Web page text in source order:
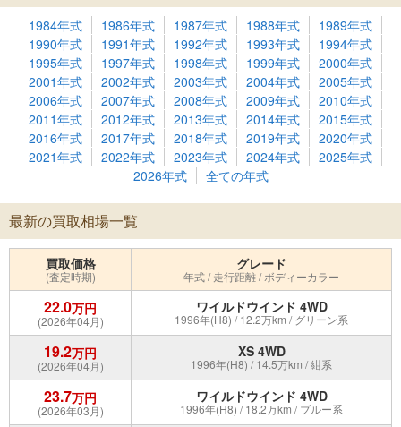
1984年式 1986年式 1987年式 1988年式
1989年式
1990年式
1991年式 1992年式 1993年式
1994年式
1995年式
1997年式 1998年式 1999年式
2000年式
2001年式
2002年式 2003年式 2004年式
2005年式
2006年式
2007年式 2008年式 2009年式
2010年式
2011年式
2012年式 2013年式 2014年式
2015年式
2016年式
2017年式 2018年式 2019年式
2020年式
2021年式
2022年式 2023年式 2024年式
2025年式
2026年式
全ての年式
最新の買取相場一覧
買取価格
(査定時期)
グレード
年式 / 走行距離 / ボディーカラー
22.0万円
(2026年04月)
ワイルドウインド 4WD
1996年(H8) / 12.2万km / グリーン系
19.2万円
(2026年04月)
XS 4WD
1996年(H8) / 14.5万km / 紺系
23.7万円
(2026年03月)
ワイルドウインド 4WD
1996年(H8) / 18.2万km / ブルー系